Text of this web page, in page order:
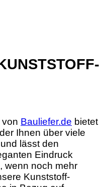
von Bauliefer.de bietet
Ihnen über viele
lässt den
Eindruck
wenn noch mehr
Kunststoff-